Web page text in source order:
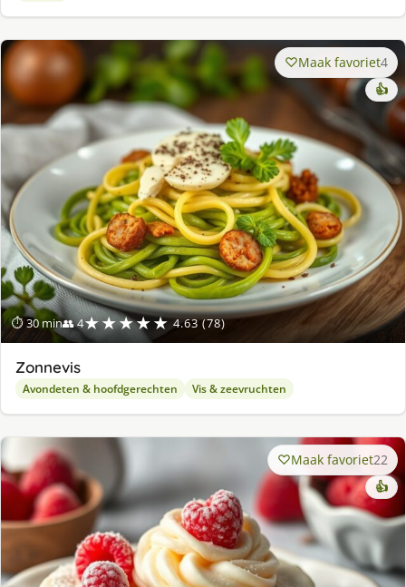
⏱ 30 min👥 4★★★★★ 4.63 (78)
Maak favoriet4
👍
Zonnevis
Avondeten & hoofdgerechten Vis & zeevruchten
Maak favoriet22
👍